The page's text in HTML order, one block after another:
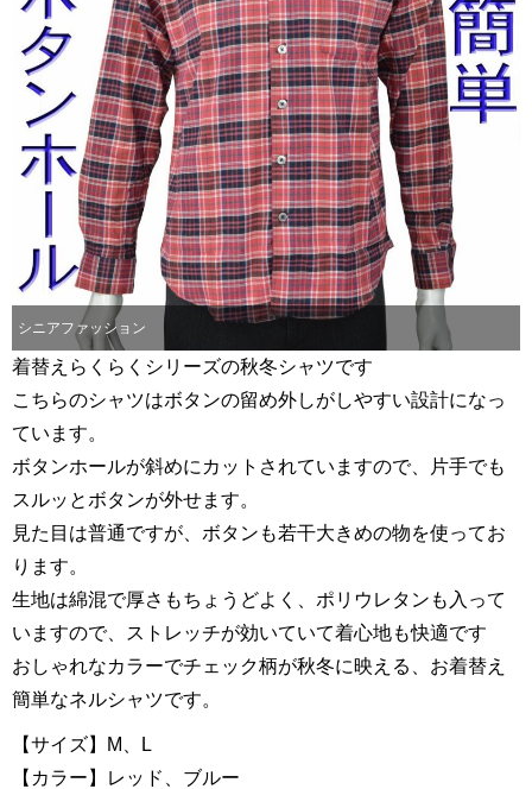
シニアファッション
着替えらくらくシリーズの秋冬シャツです
こちらのシャツはボタンの留め外しがしやすい設計になっ
ています。
ボタンホールが斜めにカットされていますので、片手でも
スルッとボタンが外せます。
見た目は普通ですが、ボタンも若干大きめの物を使ってお
ります。
生地は綿混で厚さもちょうどよく、ポリウレタンも入って
いますので、ストレッチが効いていて着心地も快適です
おしゃれなカラーでチェック柄が秋冬に映える、お着替え
簡単なネルシャツです。
【サイズ】M、L
【カラー】レッド、ブルー